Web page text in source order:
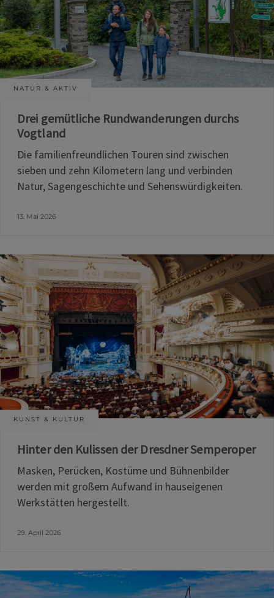
NATUR & AKTIV
Drei gemütliche Rundwanderungen durchs
Vogtland
Die familienfreundlichen Touren sind zwischen
sieben und zehn Kilometern lang und verbinden
Natur, Sagengeschichte und Sehenswürdigkeiten.
13. Mai 2026
KUNST & KULTUR
Hinter den Kulissen der Dresdner Semperoper
Masken, Perücken, Kostüme und Bühnenbilder
werden mit großem Aufwand in hauseigenen
Werkstätten hergestellt.
29. April 2026